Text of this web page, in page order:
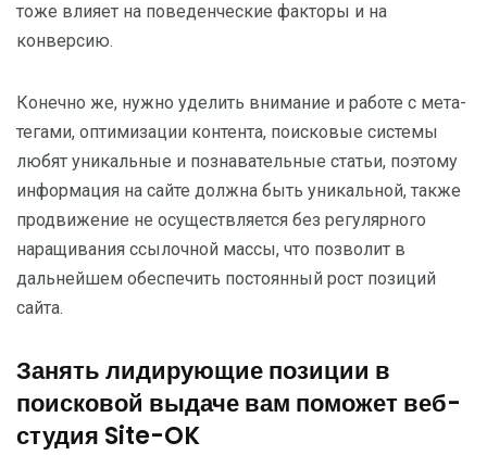
тоже влияет на поведенческие факторы и на
конверсию.
Конечно же, нужно уделить внимание и работе с мета-
тегами, оптимизации контента, поисковые системы
любят уникальные и познавательные статьи, поэтому
информация на сайте должна быть уникальной, также
продвижение не осуществляется без регулярного
наращивания ссылочной массы, что позволит в
дальнейшем обеспечить постоянный рост позиций
сайта.
Занять лидирующие позиции в
поисковой выдаче вам поможет веб-
студия Site-OK